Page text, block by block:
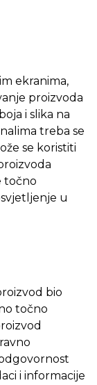
ekranima,
proizvoda
i slika na
treba se
se koristiti
točno
u
bio
točno
i informacije